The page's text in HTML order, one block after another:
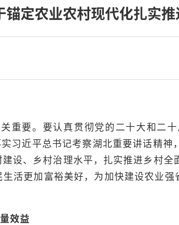
定农业农村现代化扎实
重要。要认真贯彻党的二十大和二
习近平总书记考察湖北重要讲话精神
设、乡村治理水平，扎实推进乡村
活更加富裕美好，为加快建设农业
效益